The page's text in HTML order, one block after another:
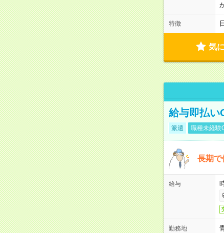
特徴
気
給与即払い
派遣 職種未経験
長期で
給与
勤務地